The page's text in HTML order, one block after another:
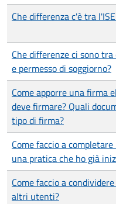
Che differenza c'è tra
Che differenze ci sono
e permesso di soggiorno?
Come apporre una firma
deve firmare? Quali
tipo di firma?
Come faccio a
una pratica che ho già
Come faccio a
altri utenti?